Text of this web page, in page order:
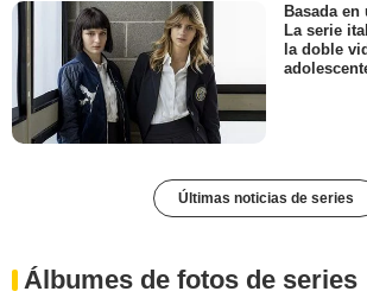
Basada
La serie
la doble
Últimas noticias de series
Álbumes de fotos de series